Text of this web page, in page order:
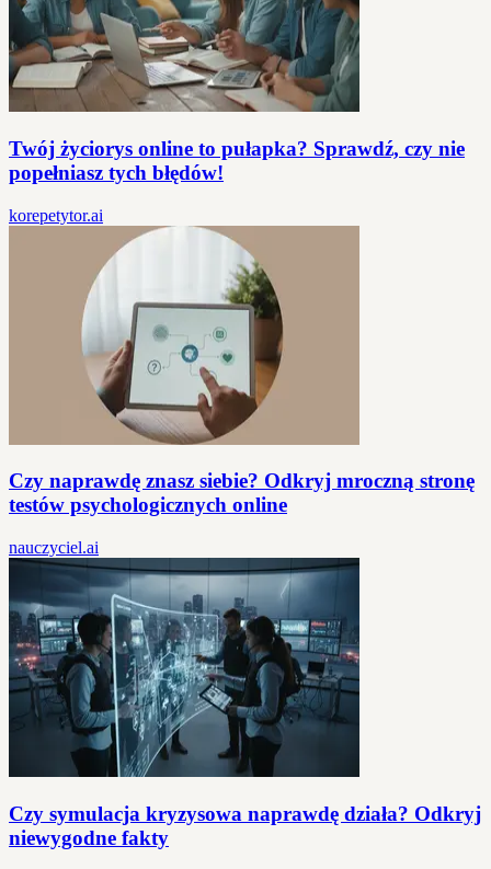
Twój życiorys online to pułapka? Sprawdź, czy nie
popełniasz tych błędów!
korepetytor.ai
Czy naprawdę znasz siebie? Odkryj mroczną stronę
testów psychologicznych online
nauczyciel.ai
Czy symulacja kryzysowa naprawdę działa? Odkryj
niewygodne fakty